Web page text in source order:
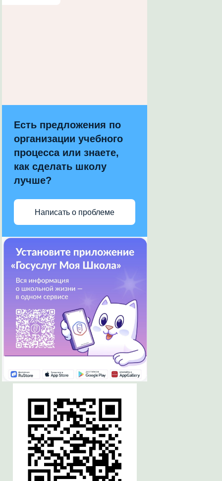
Есть предложения по
организации учебного
процесса или знаете,
как сделать школу
лучше?
Написать о проблеме